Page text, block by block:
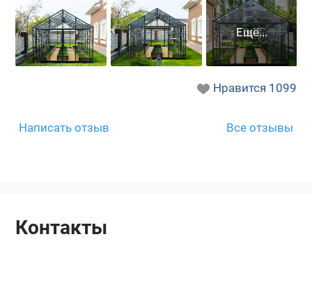
Нравится 1099
Написать отзыв Все отзывы
Контакты